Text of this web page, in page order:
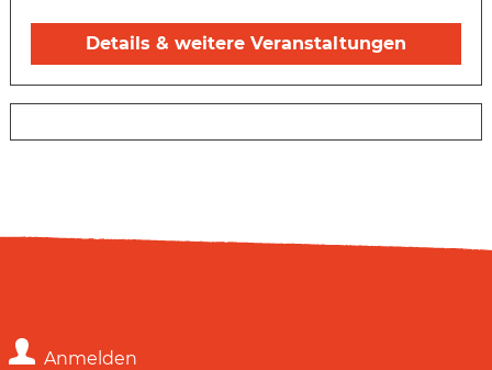
Details & weitere Veranstaltungen
Anmelden